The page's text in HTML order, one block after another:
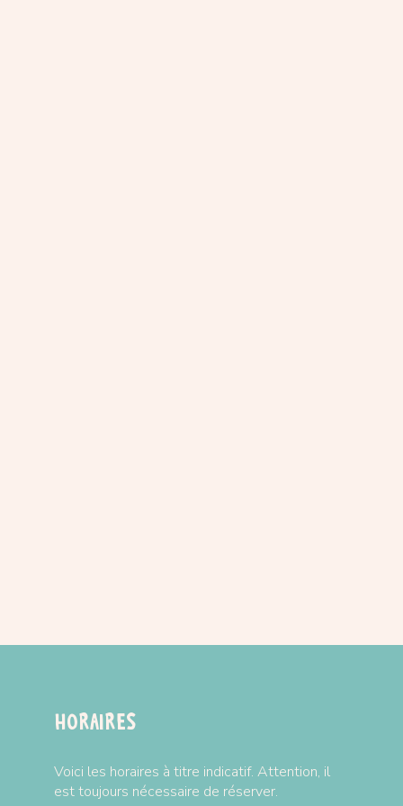
Horaires
Voici les horaires à titre indicatif. Attention, il
est toujours nécessaire de réserver.